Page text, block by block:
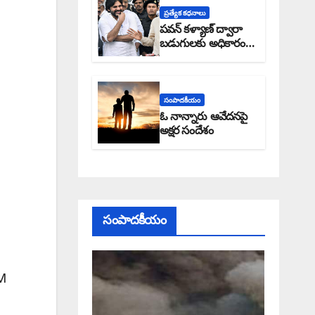
ప్రత్యేక కధనాలు
పవన్ కళ్యాణ్ ద్వారా
బడుగులకు అధికారం
ఎండమావేనా: అక్షర
సంపాదకీయం
ఓ నాన్నారు ఆవేదనపై
అక్షర సందేశం
సంపాదకీయం